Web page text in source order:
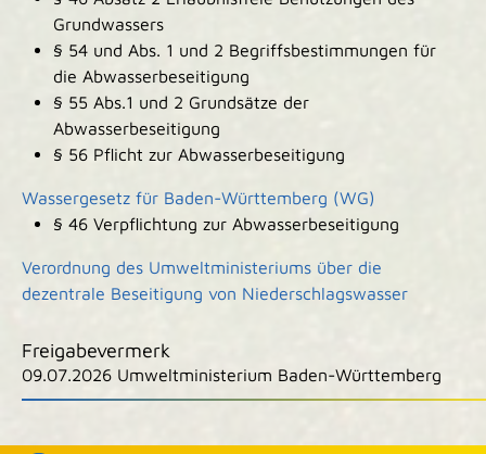
Grundwassers
§ 54 und Abs. 1 und 2 Begriffsbestimmungen für
die Abwasserbeseitigung
§ 55 Abs.1 und 2 Grundsätze der
Abwasserbeseitigung
§ 56 Pflicht zur Abwasserbeseitigung
Wassergesetz für Baden-Württemberg (WG)
§ 46 Verpflichtung zur Abwasserbeseitigung
Verordnung des Umweltministeriums über die
dezentrale Beseitigung von Niederschlagswasser
Freigabevermerk
09.07.2026 Umweltministerium Baden-Württemberg